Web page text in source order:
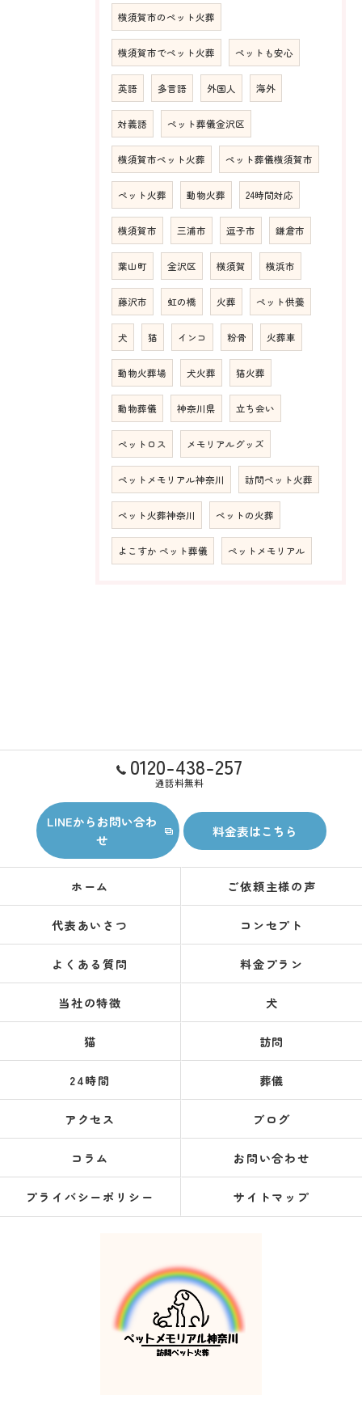
横須賀市のペット火葬
横須賀市でペット火葬 ペットも安心
英語 多言語 外国人 海外
対義語 ペット葬儀金沢区
横須賀市ペット火葬 ペット葬儀横須賀市
ペット火葬 動物火葬 24時間対応
横須賀市 三浦市 逗子市 鎌倉市
葉山町 金沢区 横須賀 横浜市
藤沢市 虹の橋 火葬 ペット供養
犬 猫 インコ 粉骨 火葬車
動物火葬場 犬火葬 猫火葬
動物葬儀 神奈川県 立ち会い
ペットロス メモリアルグッズ
ペットメモリアル神奈川 訪問ペット火葬
ペット火葬神奈川 ペットの火葬
よこすか ペット葬儀 ペットメモリアル
0120-438-257
通話料無料
LINEからお問い合わ
せ
料金表はこちら
ホーム ご依頼主様の声
代表あいさつ コンセプト
よくある質問 料金プラン
当社の特徴 犬
猫 訪問
24時間 葬儀
アクセス ブログ
コラム お問い合わせ
プライバシーポリシー サイトマップ